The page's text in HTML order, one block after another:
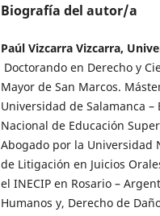
Biografía del autor/a
Paúl Vizcarra Vizcarra,
Doctorando en Derecho y
Mayor de San Marcos.
Universidad de Salamanca
Nacional de Educación
Abogado por la Universidad
de Litigación en Juicios
el INECIP en Rosario –
Humanos y, Derecho de